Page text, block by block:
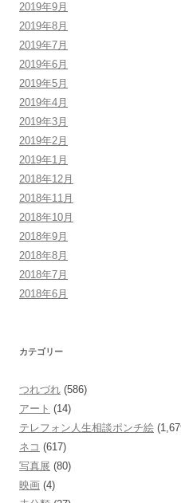
2019年9月
2019年8月
2019年7月
2019年6月
2019年5月
2019年4月
2019年3月
2019年2月
2019年1月
2018年12月
2018年11月
2018年10月
2018年9月
2018年8月
2018年7月
2018年6月
カテゴリー
つれづれ (586)
アート (14)
テレフォン人生相談ポンチ絵
ネコ (617)
写真展 (80)
映画 (4)